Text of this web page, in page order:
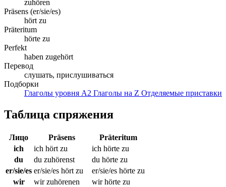
zuhören
Präsens (er/sie/es)
hört zu
Präteritum
hörte zu
Perfekt
haben zugehört
Перевод
слушать, прислушиваться
Подборки
Глаголы уровня A2 Глаголы на Z Отделяемые приставки
Таблица спряжения
Лицо Präsens
Präteritum
ich
ich hört zu
ich hörte zu
du
du zuhörenst
du hörte zu
er/sie/es er/sie/es hört zu
er/sie/es hörte zu
wir
wir zuhörenen
wir hörte zu